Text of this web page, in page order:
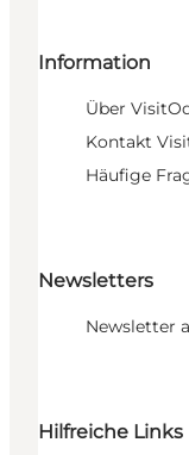
Information
Über
Kontakt
Häufige
Newsletters
Newsletter
Hilfreiche Links